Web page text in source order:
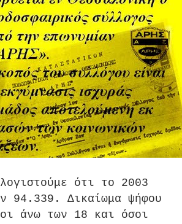
ότι το 2003
94.339. Δικαίωμα ψήφου
άνω των 18 και όσοι